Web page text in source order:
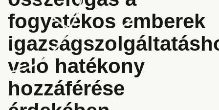
fogyatékos emberek
való hatékony
hozzáférése